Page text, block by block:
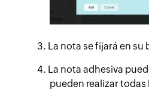
La nota se fijará en su
La nota adhesiva
pueden realizar todas